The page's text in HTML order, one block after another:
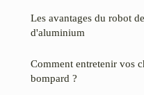
Les avantages du robot
d'aluminium
Comment entretenir vos
bompard ?